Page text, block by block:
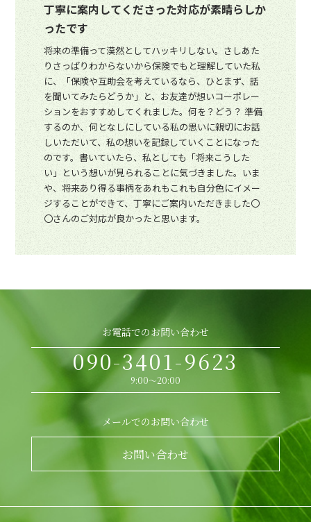
丁寧に案内してくださった対応が素晴らしか
ったです
将来の準備って漠然としてハッキリしない。さしあた
りさっぱりわからないから保険でもと理解していた私
に、「保険や互助会を考えているなら、ひとまず、話
を聞いてみたらどうか」と、お友達が想いコーポレー
ションをおすすめしてくれました。何を？どう？ 準備
するのか、何となしにしている私の思いに親切にお話
しいただいて、私の想いを記録していくことになった
のです。書いていたら、私としても「将来こうした
い」という想いが見られることに気づきました。いま
や、将来あり得る事柄をあれもこれも自分色にイメー
ジすることができて、丁寧にご案内いただきました〇
〇さんのご対応が良かったと思います。
お電話でのお問い合わせ
090-3401-9623
9:00～20:00
メールでのお問い合わせ
お問い合わせ